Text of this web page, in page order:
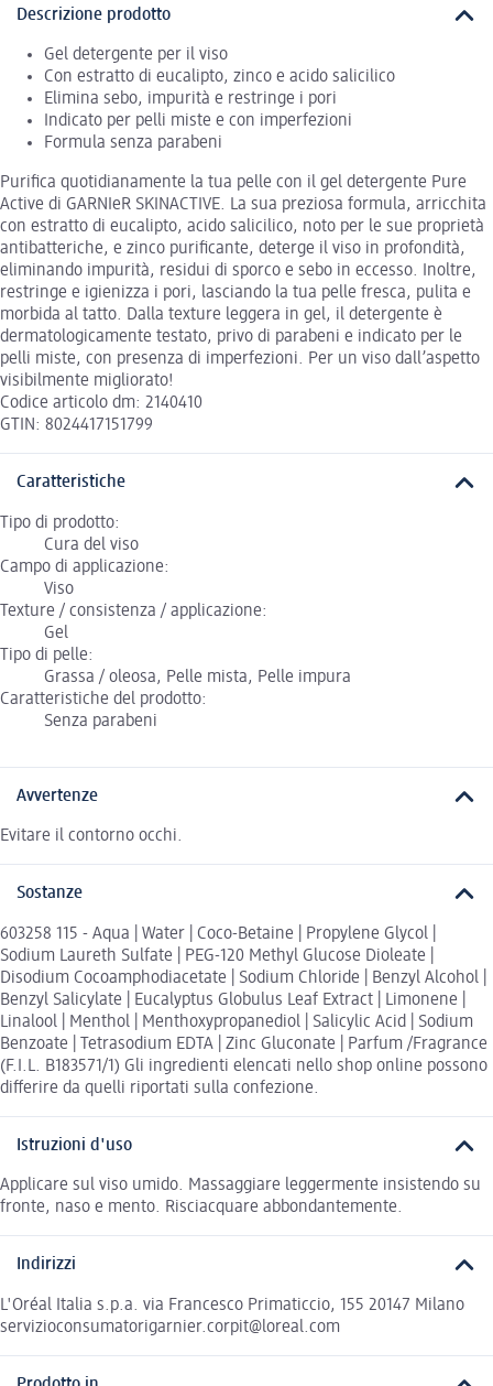
Descrizione prodotto
Gel detergente per il viso
Con estratto di eucalipto, zinco e acido salicilico
Elimina sebo, impurità e restringe i pori
Indicato per pelli miste e con imperfezioni
Formula senza parabeni
Purifica quotidianamente la tua pelle con il gel detergente Pure
Active di GARNIeR SKINACTIVE. La sua preziosa formula, arricchita
con estratto di eucalipto, acido salicilico, noto per le sue proprietà
antibatteriche, e zinco purificante, deterge il viso in profondità,
eliminando impurità, residui di sporco e sebo in eccesso. Inoltre,
restringe e igienizza i pori, lasciando la tua pelle fresca, pulita e
morbida al tatto. Dalla texture leggera in gel, il detergente è
dermatologicamente testato, privo di parabeni e indicato per le
pelli miste, con presenza di imperfezioni. Per un viso dall’aspetto
visibilmente migliorato!
Codice articolo dm: 2140410
GTIN: 8024417151799
Caratteristiche
Tipo di prodotto:
Cura del viso
Campo di applicazione:
Viso
Texture / consistenza / applicazione:
Gel
Tipo di pelle:
Grassa / oleosa, Pelle mista, Pelle impura
Caratteristiche del prodotto:
Senza parabeni
Avvertenze
Evitare il contorno occhi.
Sostanze
603258 115 - Aqua | Water | Coco-Betaine | Propylene Glycol |
Sodium Laureth Sulfate | PEG-120 Methyl Glucose Dioleate |
Disodium Cocoamphodiacetate | Sodium Chloride | Benzyl Alcohol |
Benzyl Salicylate | Eucalyptus Globulus Leaf Extract | Limonene |
Linalool | Menthol | Menthoxypropanediol | Salicylic Acid | Sodium
Benzoate | Tetrasodium EDTA | Zinc Gluconate | Parfum /Fragrance
(F.I.L. B183571/1) Gli ingredienti elencati nello shop online possono
differire da quelli riportati sulla confezione.
Istruzioni d'uso
Applicare sul viso umido. Massaggiare leggermente insistendo su
fronte, naso e mento. Risciacquare abbondantemente.
Indirizzi
L'Oréal Italia s.p.a. via Francesco Primaticcio, 155 20147 Milano
servizioconsumatorigarnier.corpit@loreal.com